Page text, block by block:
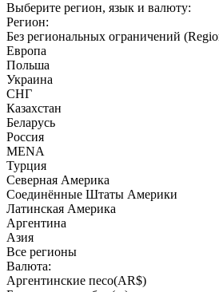
Выберите регион, язык и валюту:
Регион:
Без региональных ограничений
Европа
Польша
Украина
СНГ
Казахстан
Беларусь
Россия
MENA
Турция
Северная Америка
Соединённые Штаты Америки
Латинская Америка
Аргентина
Азия
Все регионы
Валюта:
Аргентинские песо(AR$)